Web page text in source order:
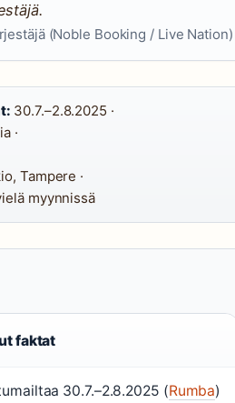
(Noble Booking / Live Nation)
30.7.–2.8.2025 ·
·
Tampere ·
myynnissä
faktat
30.7.–2.8.2025 (Rumba)